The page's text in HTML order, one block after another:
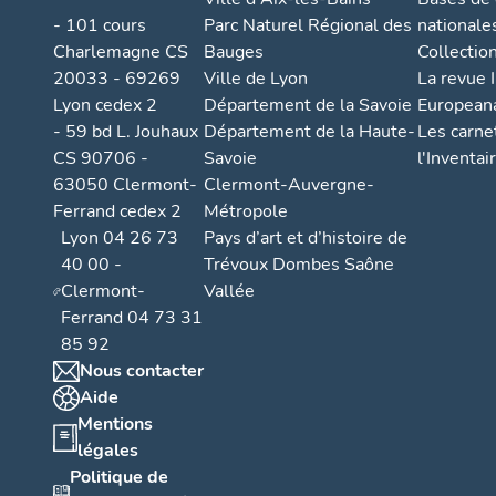
- 101 cours
Charlemagne CS
20033 - 69269
Lyon cedex 2
- 59 bd L. Jouhaux
CS 90706 -
63050 Clermont-
Ferrand cedex 2
Lyon 04 26 73
40 00 -
Clermont-
Ferrand 04 73 31
85 92
Nous contacter
Aide
Mentions
légales
Politique de
Parc Naturel Régional des
Bauges
Ville de Lyon
Département de la Savoie
Département de la Haute-
Savoie
Clermont-Auvergne-
Métropole
Pays d’art et d’histoire de
Trévoux Dombes Saône
Vallée
La revue
Les